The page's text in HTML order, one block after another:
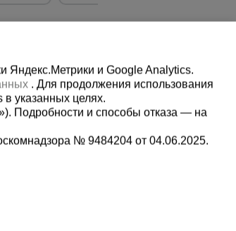
Мы в социальных сетях:
Яндекс.Метрики и Google Analytics.
. Для продолжения использования
указанных целях.
Подробности и способы отказа — на
№ 9484204 от 04.06.2025.